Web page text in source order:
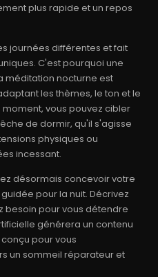
plus rapide et un repos
journées différentes et fait
C'est pourquoi une
méditation nocturne est
les thèmes, le ton et le
vous pouvez cibler
de dormir, qu'il s'agisse
physiques ou
incessant.
désormais concevoir votre
pour la nuit. Décrivez
besoin pour vous détendre
générera un contenu
pour vous
un sommeil réparateur et